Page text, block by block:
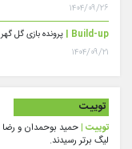
۱۴۰۴/۰۹/۲۶
Build-up | پرونده بازی گل گهر 1-1 شمس آذر
۱۴۰۴/۰۹/۲۱
توییت
توییت |
لیگ برتر رسیدند.